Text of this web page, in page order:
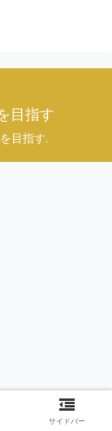
目指す
目指す.
サイドバー